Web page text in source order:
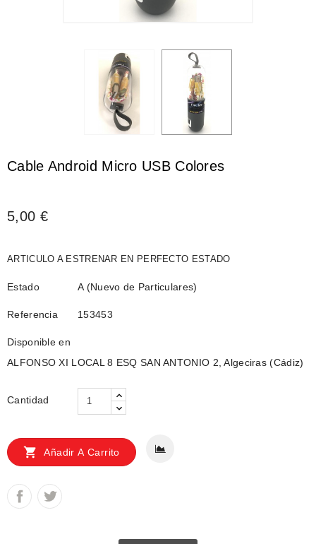
Cable Android Micro USB Colores
5,00 €
ARTICULO A ESTRENAR EN PERFECTO ESTADO
Estado A (Nuevo de Particulares)
Referencia 153453
Disponible en
ALFONSO XI LOCAL 8 ESQ SAN ANTONIO 2, Algeciras (Cádiz)
Cantidad
 Añadir A Carrito